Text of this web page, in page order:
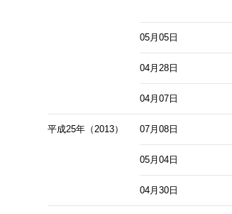
05月05日
04月28日
04月07日
平成25年（2013） 07月08日
05月04日
04月30日